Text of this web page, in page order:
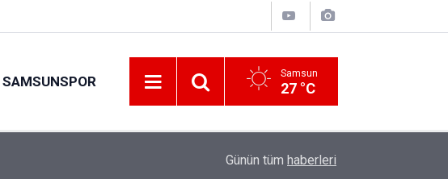
SAMSUNSPOR Samsun
27 °C
Samsun’da 144,6 milyar liralık 417 proje
Günün tüm haberleri